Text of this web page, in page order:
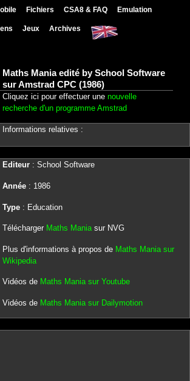
Fichiers CSA8 & FAQ Emulation
Jeux Archives
Maths Mania edité by School Software
sur Amstrad CPC (1986)
Cliquez ici pour effectuer une nouvelle
recherche d'un programme Amstrad
Informations relatives :
Editeur: School Software
Année: 1986
Type: Education
Télécharger Maths Maniasur NVG
Plus d'informations à propos de Maths Mania sur
Wikipedia
Vidéos de Maths Mania sur Youtube
Vidéos de Maths Mania sur Dailymotion